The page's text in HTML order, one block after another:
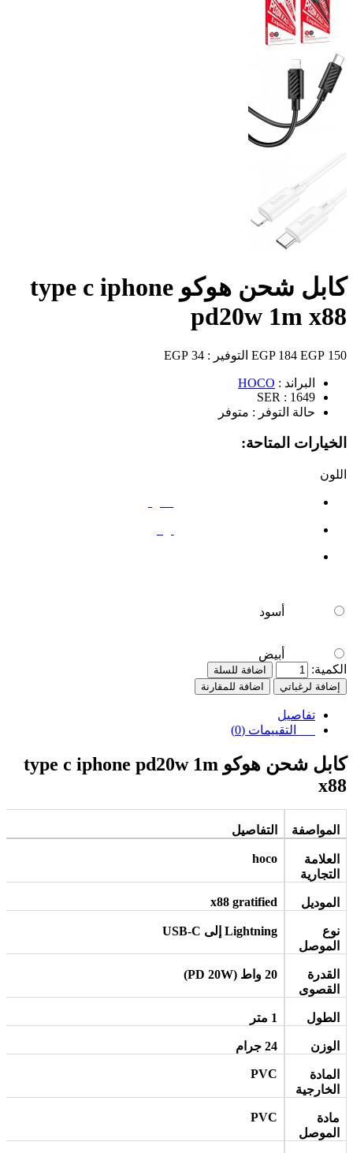
كابل شحن هوكو type c iphone
pd20w 1m x88
150 EGP
184 EGP التوفير : 34 EGP
البراند : HOCO
SER : 1649
حالة التوفر : متوفر
الخيارات المتاحة:
اللون
أسود
أبيض
الكمية:
اضافة للسلة
إضافة لرغباتي
اضافة للمقارنة
تفاصيل
التقييمات (0)
كابل شحن هوكو type c iphone pd20w 1m
x88
المواصفة التفاصيل
العلامة
التجارية
hoco
الموديل x88 gratified
نوع
الموصل
USB-C إلى Lightning
القدرة
القصوى
20 واط (PD 20W)
الطول 1 متر
الوزن 24 جرام
المادة
الخارجية
PVC
مادة
الموصل
PVC